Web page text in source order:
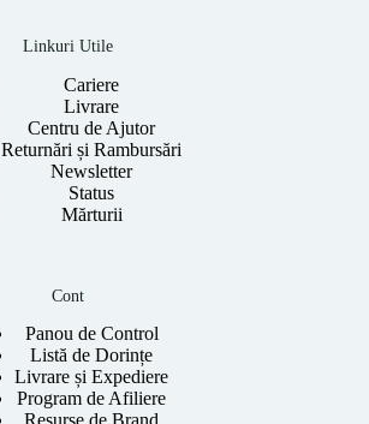
Linkuri Utile
Cariere
Livrare
Centru de Ajutor
Returnări și Rambursări
Newsletter
Status
Mărturii
Cont
Panou de Control
Listă de Dorințe
Livrare și Expediere
Program de Afiliere
Resurse de Brand